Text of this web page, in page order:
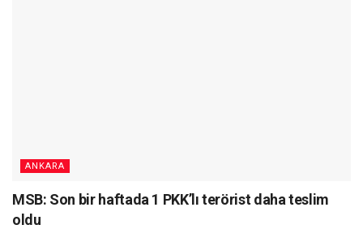
ANKARA
MSB: Son bir haftada 1 PKK’lı terörist daha teslim
oldu